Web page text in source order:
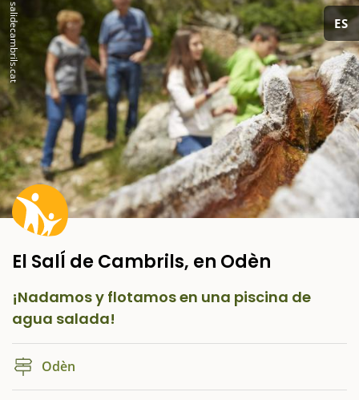
ES
El SalÍ de Cambrils, en Odèn
salidecambrils.cat
¡Nadamos y flotamos en una piscina de
agua salada!
Odèn